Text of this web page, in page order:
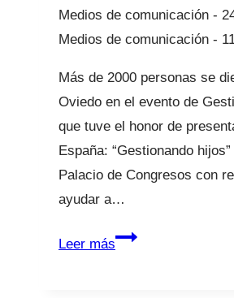
Más de 2000 personas se
Oviedo en el evento de
que tuve el honor de
España: “Gestionando
Palacio de Congresos con
ayudar a…
Leer másLa